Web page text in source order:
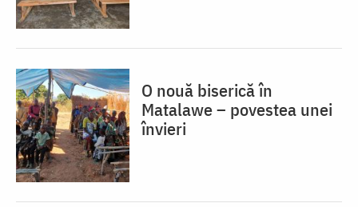
O nouă biserică în
Matalawe – povestea unei
învieri